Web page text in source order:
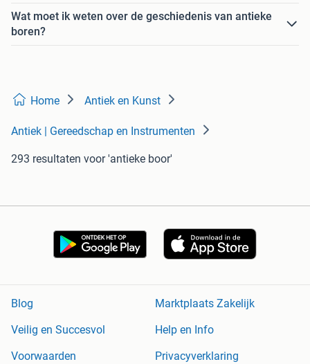
Wat moet ik weten over de geschiedenis van antieke
boren?
Home Antiek en Kunst
Antiek | Gereedschap en Instrumenten
293 resultaten voor 'antieke boor'
Blog
Marktplaats Zakelijk
Veilig en Succesvol
Help en Info
Voorwaarden
Privacyverklaring